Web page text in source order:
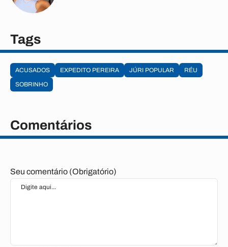
Tags
ACUSADOS EXPEDITO PEREIRA JÚRI POPULAR
RÉU
SOBRINHO
Comentários
Seu comentário (Obrigatório)